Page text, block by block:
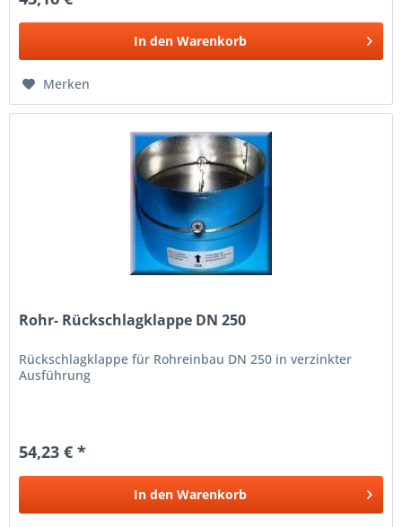
In den Warenkorb
Merken
Rohr- Rückschlagklappe DN 250
Rückschlagklappe für Rohreinbau DN 250 in verzinkter
Ausführung
54,23 € *
In den Warenkorb